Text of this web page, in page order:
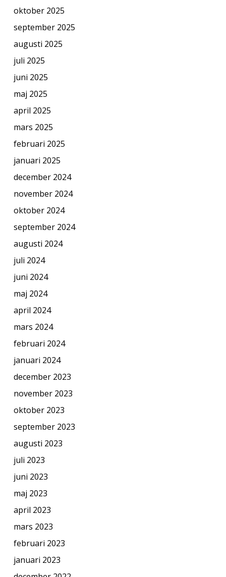
oktober 2025
september 2025
augusti 2025
juli 2025
juni 2025
maj 2025
april 2025
mars 2025
februari 2025
januari 2025
december 2024
november 2024
oktober 2024
september 2024
augusti 2024
juli 2024
juni 2024
maj 2024
april 2024
mars 2024
februari 2024
januari 2024
december 2023
november 2023
oktober 2023
september 2023
augusti 2023
juli 2023
juni 2023
maj 2023
april 2023
mars 2023
februari 2023
januari 2023